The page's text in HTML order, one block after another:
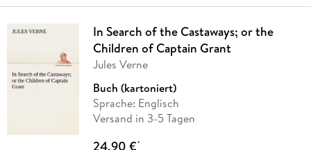
In Search of the Castaways; or the
Children of Captain Grant
Jules Verne
Buch (kartoniert)
Sprache: Englisch
Versand in 3-5 Tagen
24,90 €*